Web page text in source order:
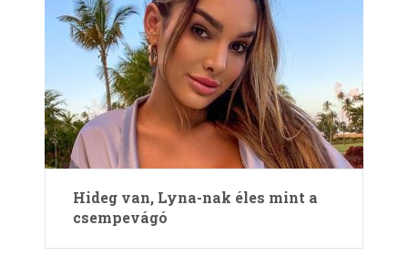
Hideg van, Lyna-nak éles mint a
csempevágó